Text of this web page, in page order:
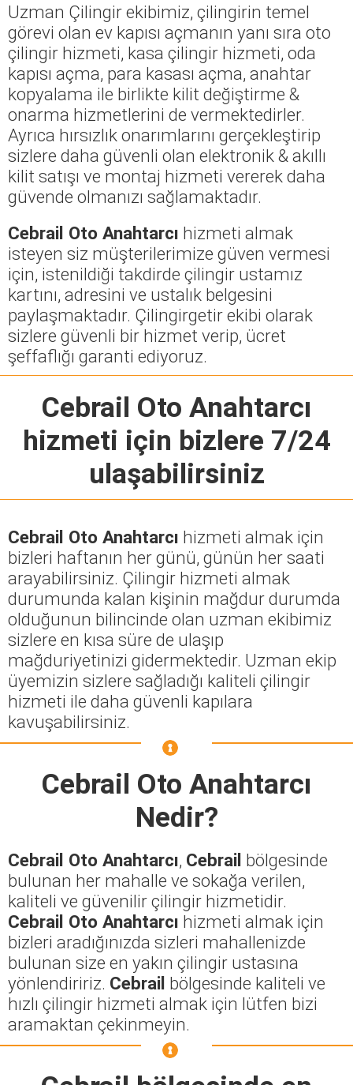
Uzman Çilingir ekibimiz, çilingirin temel
görevi olan ev kapısı açmanın yanı sıra oto
çilingir hizmeti, kasa çilingir hizmeti, oda
kapısı açma, para kasası açma, anahtar
kopyalama ile birlikte kilit değiştirme &
onarma hizmetlerini de vermektedirler.
Ayrıca hırsızlık onarımlarını gerçekleştirip
sizlere daha güvenli olan elektronik & akıllı
kilit satışı ve montaj hizmeti vererek daha
güvende olmanızı sağlamaktadır.
Cebrail Oto Anahtarcı hizmeti almak
isteyen siz müşterilerimize güven vermesi
için, istenildiği takdirde çilingir ustamız
kartını, adresini ve ustalık belgesini
paylaşmaktadır. Çilingirgetir ekibi olarak
sizlere güvenli bir hizmet verip, ücret
şeffaflığı garanti ediyoruz.
Cebrail Oto Anahtarcı
hizmeti için bizlere 7/24
ulaşabilirsiniz
Cebrail Oto Anahtarcı hizmeti almak için
bizleri haftanın her günü, günün her saati
arayabilirsiniz. Çilingir hizmeti almak
durumunda kalan kişinin mağdur durumda
olduğunun bilincinde olan uzman ekibimiz
sizlere en kısa süre de ulaşıp
mağduriyetinizi gidermektedir. Uzman ekip
üyemizin sizlere sağladığı kaliteli çilingir
hizmeti ile daha güvenli kapılara
kavuşabilirsiniz.
Cebrail Oto Anahtarcı
Nedir?
Cebrail Oto Anahtarcı, Cebrail bölgesinde
bulunan her mahalle ve sokağa verilen,
kaliteli ve güvenilir çilingir hizmetidir.
Cebrail Oto Anahtarcı hizmeti almak için
bizleri aradığınızda sizleri mahallenizde
bulunan size en yakın çilingir ustasına
yönlendiririz. Cebrail bölgesinde kaliteli ve
hızlı çilingir hizmeti almak için lütfen bizi
aramaktan çekinmeyin.